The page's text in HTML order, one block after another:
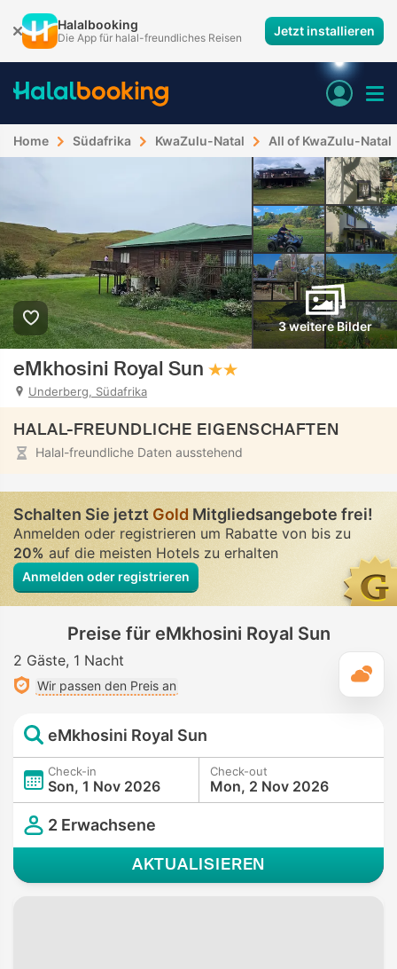
Halalbooking
Die App für halal-freundliches Reisen Jetzt installieren
Home Südafrika KwaZulu-Natal All of KwaZulu-Natal
3 weitere Bilder
eMkhosini Royal Sun
Underberg, Südafrika
HALAL-FREUNDLICHE EIGENSCHAFTEN
Halal-freundliche Daten ausstehend
Schalten Sie jetztGold Mitgliedsangebote frei!
Anmelden oder registrieren um Rabatte von bis zu
20%auf die meisten Hotels zu erhalten
Anmelden oder registrieren
Preise für eMkhosini Royal Sun
2 Gäste 1 Nacht
Wir passen den Preis an
eMkhosini Royal Sun
Check-in
Son, 1 Nov 2026
Check-out
Mon, 2 Nov 2026
2 Erwachsene
AKTUALISIEREN